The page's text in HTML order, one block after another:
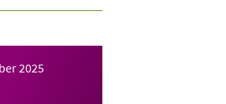
2025